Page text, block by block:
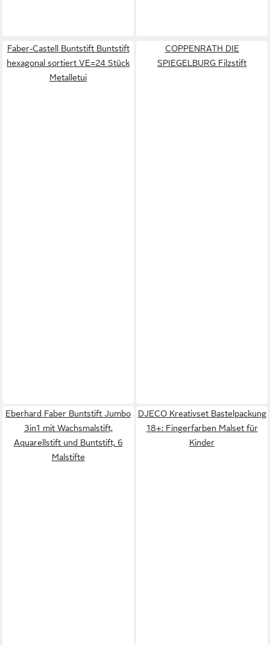
Faber-Castell Buntstift Buntstift
hexagonal sortiert VE=24 Stück
Metalletui
COPPENRATH DIE
SPIEGELBURG Filzstift
Eberhard Faber Buntstift Jumbo
3in1 mit Wachsmalstift,
Aquarellstift und Buntstift, 6
Malstifte
DJECO Kreativset Bastelpackung
18+: Fingerfarben Malset für
Kinder